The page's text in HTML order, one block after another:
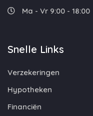
Ma - Vr 9:00 - 18:00
Snelle Links
Verzekeringen
Hypotheken
Financiën